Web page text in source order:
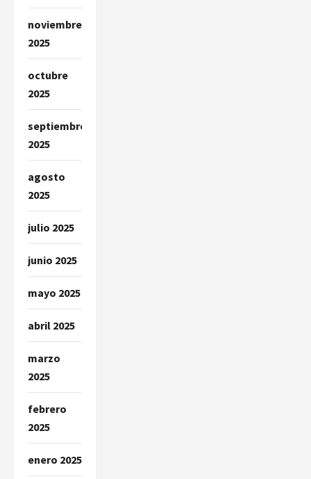
noviembre
2025
octubre
2025
septiembre
2025
agosto
2025
julio 2025
junio 2025
mayo 2025
abril 2025
marzo
2025
febrero
2025
enero 2025